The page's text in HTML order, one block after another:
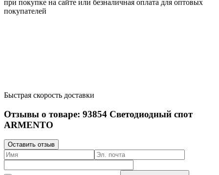
при покупке на сайте или безналичная оплата для оптовых
покупателей
Быстрая скорость доставки
Отзывы о товаре: 93854 Светодиодный спот
ARMENTO
Оставить отзыв